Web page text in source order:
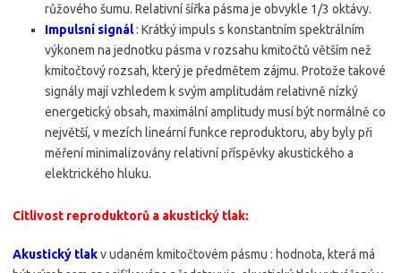
růžového šumu. Relativní šířka pásma je obvykle 1/3 oktávy.
Impulsní signál: Krátký impuls s konstantním spektrálním
výkonem na jednotku pásma v rozsahu kmitočtů větším než
kmitočtový rozsah, který je předmětem zájmu. Protože takové
signály mají vzhledem k svým amplitudám relativně nízký
energetický obsah, maximální amplitudy musí být normálně co
největší, v mezích lineární funkce reproduktoru, aby byly při
měření minimalizovány relativní příspěvky akustického a
elektrického hluku.
Citlivost reproduktorů a akustický tlak:
Akustický tlakv udaném kmitočtovém pásmu : hodnota, která má